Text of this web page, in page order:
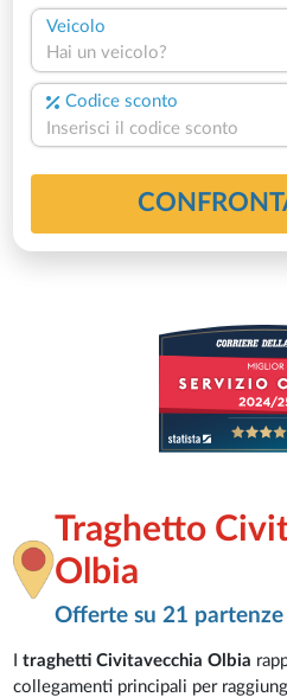
Veicolo
Hai un veicolo?
Codice sconto
Traghetto
Olbia
Offerte su 21
Itraghetti Civitavecchia Olbia
collegamenti principali per